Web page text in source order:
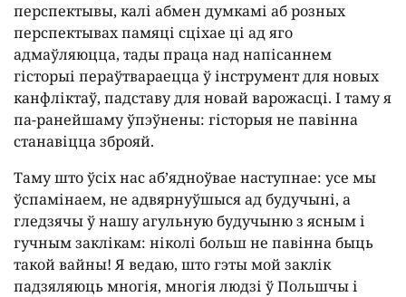
перспектывы, калі абмен думкамі аб розных
перспектывах памяці сціхае ці ад яго
адмаўляюцца, тады праца над напісаннем
гісторыі пераўтвараецца ў інструмент для новых
канфліктаў, падставу для новай варожасці. І таму я
па-ранейшаму ўпэўнены: гісторыя не павінна
станавіцца зброяй.
Таму што ўсіх нас аб’ядноўвае наступнае: усе мы
ўспамінаем, не адвярнуўшыся ад будучыні, а
гледзячы ў нашу агульную будучыню з ясным і
гучным заклікам: ніколі больш не павінна быць
такой вайны! Я ведаю, што гэты мой заклік
падзяляюць многія, многія людзі ў Польшчы і